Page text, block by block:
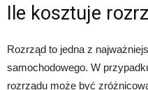
Ile kosztuje
Rozrząd to jedna z
samochodowego. W
rozrządu może być